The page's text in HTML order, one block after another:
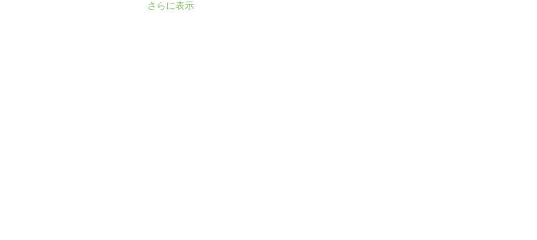
さらに表示